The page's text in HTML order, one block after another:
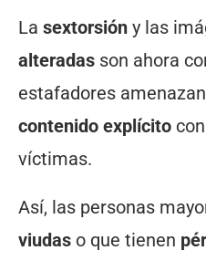
La sextorsión y las
alteradas son ahora
estafadores
contenido explícito
víctimas.
Así, las personas
viudas o que tienen